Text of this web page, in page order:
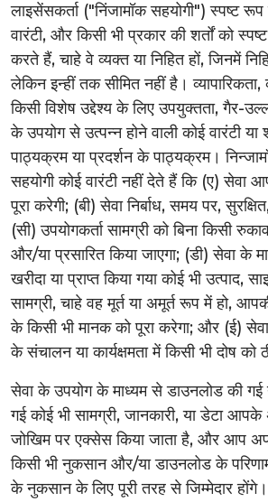
लाइसेंसकर्ता ("निंजामॉक सहयोगी") स्पष्ट
वारंटी, और किसी भी प्रकार की शर्तों को
करते हैं, चाहे वे व्यक्त या निहित हों, जिनमें
लेकिन इन्हीं तक सीमित नहीं है। व्यापारिकता,
किसी विशेष उद्देश्य के लिए उपयुक्तता, गैर-
के उपयोग से उत्पन्न होने वाली कोई वारंटी या
पाठ्यक्रम या प्रदर्शन के पाठ्यक्रम।
सहयोगी कोई वारंटी नहीं देते हैं कि (ए)
पूरा करेगी; (बी) सेवा निर्बाध, समय पर,
(सी) उपयोगकर्ता सामग्री को बिना किसी
और/या प्रसारित किया जाएगा; (डी) सेवा के
खरीदा या प्राप्त किया गया कोई भी उत्पाद,
सामग्री, चाहे वह मूर्त या अमूर्त रूप में हो,
के किसी भी मानक को पूरा करेगा; और (ई)
के संचालन या कार्यक्षमता में किसी भी दोष को
सेवा के उपयोग के माध्यम से डाउनलोड की गई
गई कोई भी सामग्री, जानकारी, या डेटा
जोखिम पर एक्सेस किया जाता है, और आप
किसी भी नुकसान और/या डाउनलोड के
के नुकसान के लिए पूरी तरह से जिम्मेदार होंगे।